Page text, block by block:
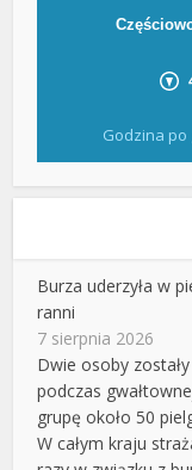
Godzina po
Burza uderzyła w
ranni
7 sierpnia 2026
Dwie osoby
podczas
grupę około 50
W całym kraju